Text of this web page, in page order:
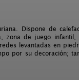
Dispone de
zona de juego
levantadas en
por su decoración;